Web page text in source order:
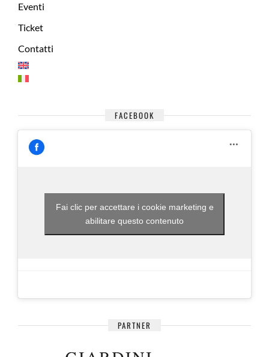
Eventi
Ticket
Contatti
FACEBOOK
Fai clic per accettare i cookie marketing e
abilitare questo contenuto
PARTNER